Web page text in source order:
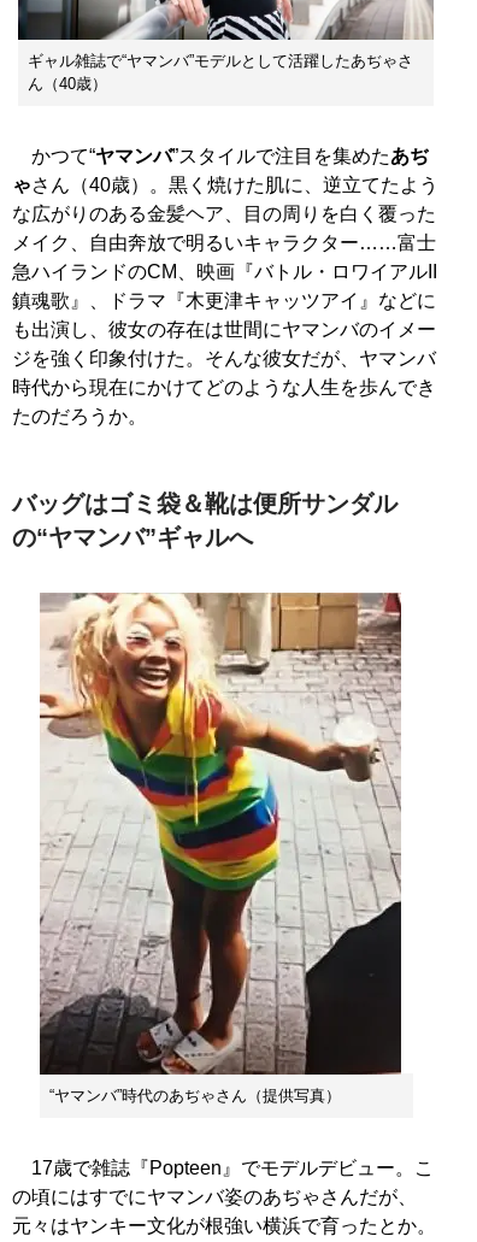
ギャル雑誌で“ヤマンバ”モデルとして活躍したあぢゃさ
ん（40歳）
かつて“ヤマンバ”スタイルで注目を集めたあぢ
ゃさん（40歳）。黒く焼けた肌に、逆立てたよう
な広がりのある金髪ヘア、目の周りを白く覆った
メイク、自由奔放で明るいキャラクター……富士
急ハイランドのCM、映画『バトル・ロワイアルII
鎮魂歌』、ドラマ『木更津キャッツアイ』などに
も出演し、彼女の存在は世間にヤマンバのイメー
ジを強く印象付けた。そんな彼女だが、ヤマンバ
時代から現在にかけてどのような人生を歩んでき
たのだろうか。
バッグはゴミ袋＆靴は便所サンダル
の“ヤマンバ”ギャルへ
“ヤマンバ”時代のあぢゃさん（提供写真）
17歳で雑誌『Popteen』でモデルデビュー。こ
の頃にはすでにヤマンバ姿のあぢゃさんだが、
元々はヤンキー文化が根強い横浜で育ったとか。